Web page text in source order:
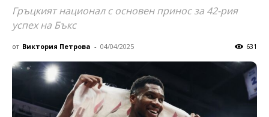
Гръцкият национал с основен принос за 42-рия
успех на Бъкс
от Виктория Петрова - 04/04/2025 631